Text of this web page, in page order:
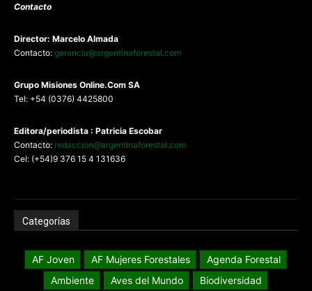
Contacto
Director: Marcelo Almada
Contacto: gerencia@argentinaforestal.com
Grupo Misiones Online.Com SA
Tel: +54 (0376) 4425800
Editora/periodista : Patricia Escobar
Contacto: redaccion@argentinaforestal.com
Cel: (+54)9 376 15 4 131636
Categorías
AF Joven AF Mujeres Forestales
Agenda Forestal
Ambiente
Aves del Mundo
Biodiversidad